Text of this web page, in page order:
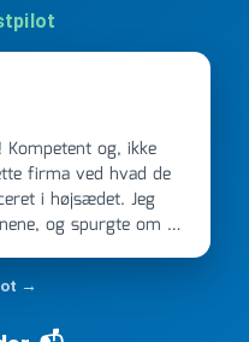
firma ved hvad de
i højsædet. Jeg
og spurgte om de
gammel aftale. Jeg
ordre kom dagen
ned, og næste
→